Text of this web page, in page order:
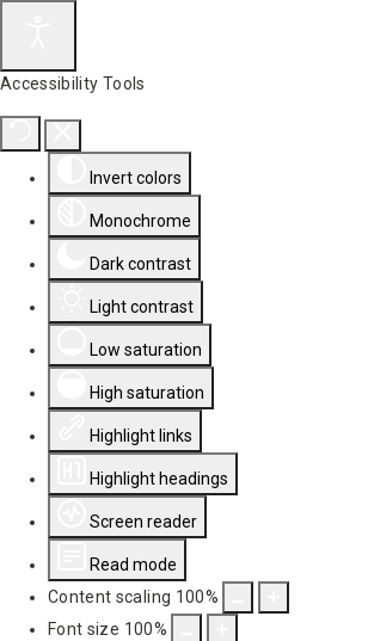
Accessibility Tools
Invert colors
Monochrome
Dark contrast
Light contrast
Low saturation
High saturation
Highlight links
Highlight headings
Screen reader
Read mode
Content scaling 100%
Font size 100%